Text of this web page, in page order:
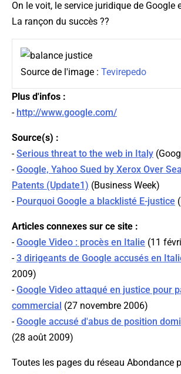
On le voit, le service juridique de Google
La rançon du succès ??
Source de l'image : Tevirepedo
Plus d'infos :
- http://www.google.com/
Source(s) :
-Serious threat to the web in Italy (
-Google, Yahoo Sued by Xerox Over
Patents (Update1) (Business Week)
- Pourquoi Google a blacklisté E-justice (
Articles connexes sur ce site :
-Google Video : procès en Italie (11
-3 dirigeants de Google accusés en
2009)
-Google Video attaqué en justice pour
commercial (27 novembre 2006)
-Google accusé d'abus de position
(28 août 2009)
Toutes les pages du réseau Abondance